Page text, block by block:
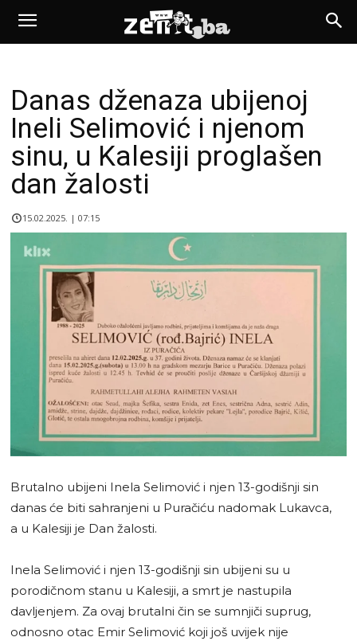
Danas dženaza ubijenoj
Ineli Selimović i njenom
sinu, u Kalesiji proglašen
dan žalosti
15.02.2025. | 07:15
Brutalno ubijeni Inela Selimović i njen 13-godišnji sin
danas će biti sahranjeni u Puračiću nadomak Lukavca,
a u Kalesiji je Dan žalosti.
Inela Selimović i njen 13-godišnji sin ubijeni su u
porodičnom stanu u Kalesiji, a smrt je nastupila
davljenjem. Za ovaj brutalni čin se sumnjiči suprug,
odnosno otac Emir Selimović koji još uvijek nije